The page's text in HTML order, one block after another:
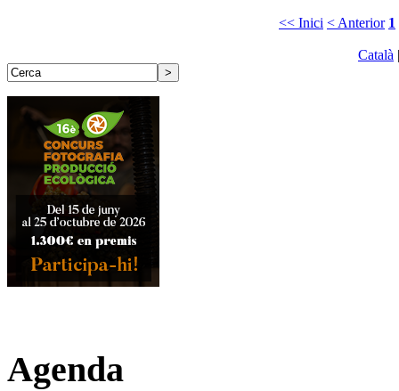
<< Inici < Anterior 1
Català
Agenda